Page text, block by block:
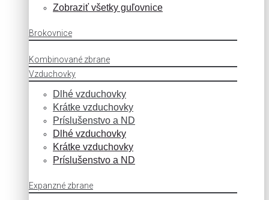
Zobraziť všetky guľovnice
Brokovnice
Kombinované zbrane
Vzduchovky
Dlhé vzduchovky
Krátke vzduchovky
Príslušenstvo a ND
Dlhé vzduchovky
Krátke vzduchovky
Príslušenstvo a ND
Expanzné zbrane